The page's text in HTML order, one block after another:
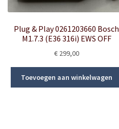
Plug & Play 0261203660 Bosch
M1.7.3 (E36 316i) EWS OFF
€299,00
Toevoegen aan winkelwagen